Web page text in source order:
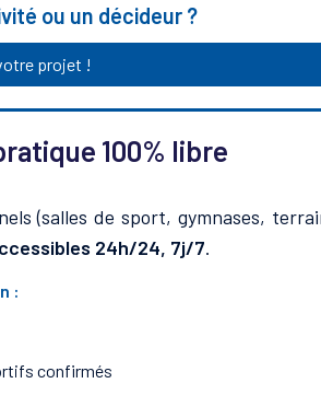
ou un décideur ?
projet !
100% libre
(salles de sport, gymnases,
24h/24, 7j/7.
:
confirmés